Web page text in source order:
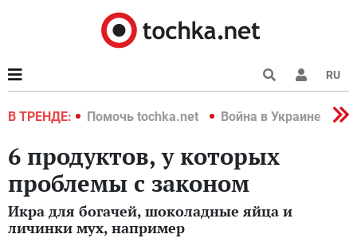
RU
В ТРЕНДЕ:
2022 Помочь tochka.net Война в Украине 2022
6 продуктов, у которых
проблемы с законом
Икра для богачей, шоколадные яйца и
личинки мух, например